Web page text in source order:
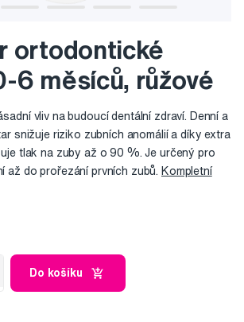
ortodontické
6 měsíců, růžové
vliv na budoucí dentální zdraví. Denní a
snižuje riziko zubních anomálií a díky extra
tlak na zuby až o 90 %. Je určený pro
až do prořezání prvních zubů. Kompletní
Do košíku